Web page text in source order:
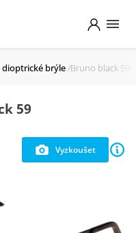
dioptrické brýle Bruno black 59
59
Vyzkoušet